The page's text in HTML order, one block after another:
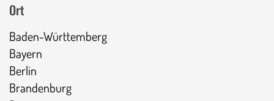
Ort
Baden-Württemberg
Bayern
Berlin
Brandenburg